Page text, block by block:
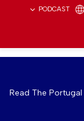
PODCAST
Read The